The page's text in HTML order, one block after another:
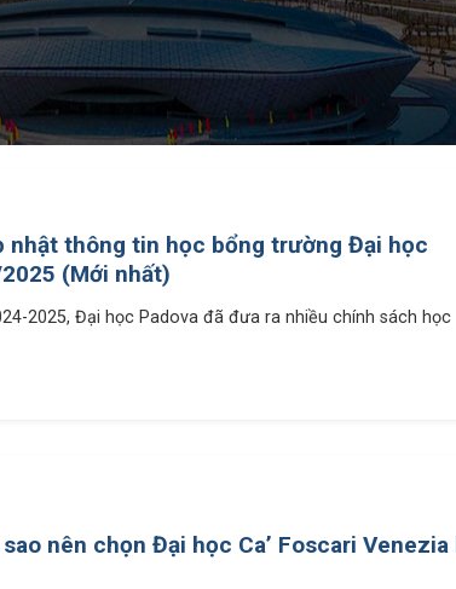
nhật thông tin học bổng trường Đại học
(Mới nhất)
2025, Đại học Padova đã đưa ra nhiều chính sách học
nên chọn Đại học Ca’ Foscari Venezia